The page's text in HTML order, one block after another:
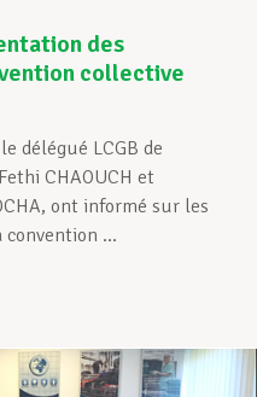
des
collective
délégué LCGB de
CHAOUCH et
ont informé sur les
...